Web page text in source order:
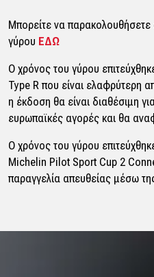
Μπορείτε να παρακολουθήσετε
γύρου ΕΔΩ
Ο χρόνος του γύρου
Type R που είναι ελαφρύτερη
η έκδοση θα είναι διαθέσιμη
ευρωπαϊκές αγορές και θα
Ο χρόνος του γύρου
Michelin Pilot Sport Cup 2
παραγγελία απευθείας μέσω